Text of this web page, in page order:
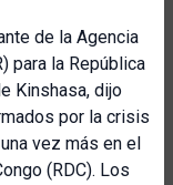
de la Agencia
para la República
Kinshasa, dijo
por la crisis
vez más en el
(RDC). Los